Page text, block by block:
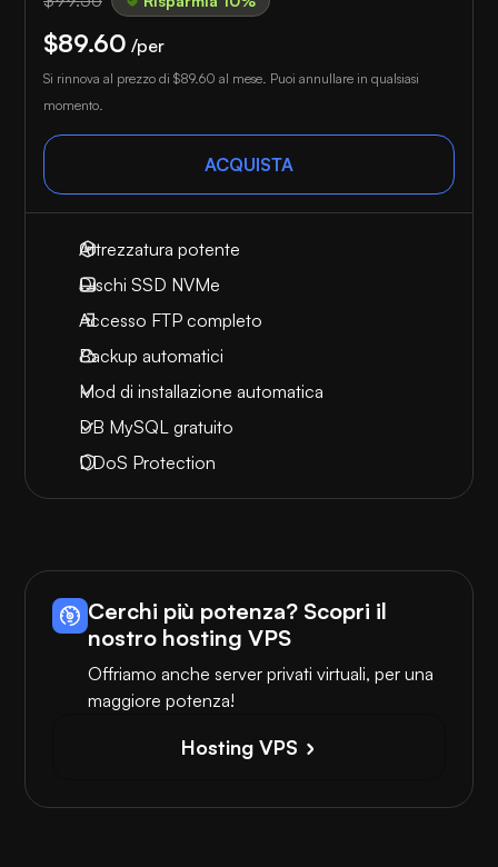
$89.60 /per
Si rinnova al prezzo di $89.60 al mese. Puoi annullare in qualsiasi
momento.
ACQUISTA
Attrezzatura potente
Dischi SSD NVMe
Accesso FTP completo
Backup automatici
Mod di installazione automatica
DB MySQL gratuito
DDoS Protection
Cerchi più potenza? Scopri il
nostro hosting VPS
Offriamo anche server privati virtuali, per una
maggiore potenza!
Hosting VPS